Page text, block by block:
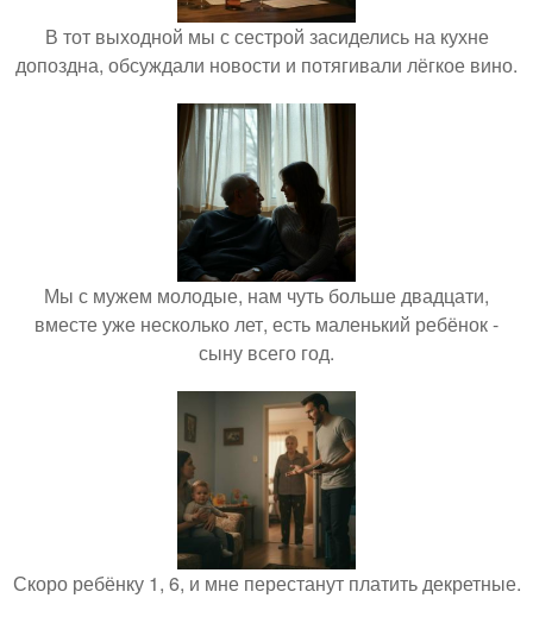
В тот выходной мы с сестрой засиделись на кухне
допоздна, обсуждали новости и потягивали лёгкое вино.
Мы с мужем молодые, нам чуть больше двадцати,
вместе уже несколько лет, есть маленький ребёнок -
сыну всего год.
Скоро ребёнку 1, 6, и мне перестанут платить декретные.